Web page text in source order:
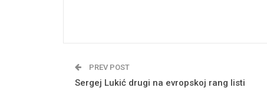
PREV POST
Sergej Lukić drugi na evropskoj rang listi